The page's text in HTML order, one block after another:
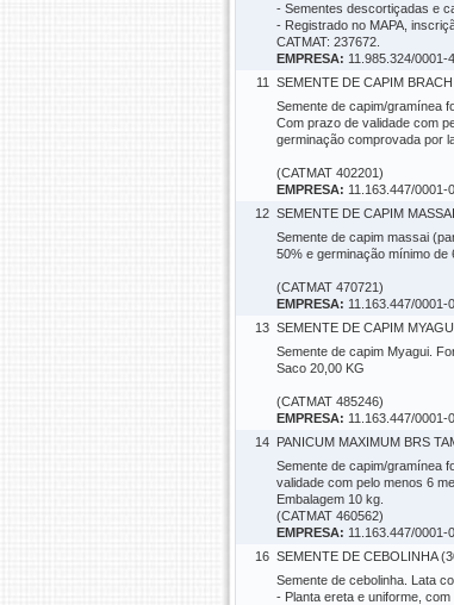
- Sementes descortiçadas e
- Registrado no MAPA,
CATMAT: 237672.
EMPRESA: 11.985.324/0001-
11
SEMENTE DE CAPIM
Semente de capim/gramínea
Com prazo de validade com
germinação comprovada por
(CATMAT 402201)
EMPRESA: 11.163.447/
12 SEMENTE DE CAPIM
Semente de capim massai
50% e germinação mínimo de
(CATMAT 470721)
EMPRESA: 11.163.447/
13 SEMENTE DE CAPIM
Semente de capim Myagui.
Saco 20,00 KG
(CATMAT 485246)
EMPRESA: 11.163.447/
14 PANICUM MAXIMUM BRS
Semente de capim/gramínea
validade com pelo menos 6
Embalagem 10 kg.
(CATMAT 460562)
EMPRESA: 11.163.447/
16 SEMENTE DE CEBOLINHA
Semente de cebolinha. Lata
- Planta ereta e uniforme,